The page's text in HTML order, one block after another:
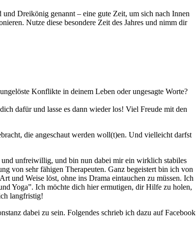
Dreikönig genannt – eine gute Zeit, um sich nach Innen
Nutze diese besondere Zeit des Jahres und nimm dir
Konflikte in deinem Leben oder ungesagte Worte?
dafür und lasse es dann wieder los! Viel Freude mit den
die angeschaut werden woll(t)en. Und vielleicht darfst
unfreiwillig, und bin nun dabei mir ein wirklich stabiles
von sehr fähigen Therapeuten. Ganz begeistert bin ich von
und Weise löst, ohne ins Drama eintauchen zu müssen. Ich
Yoga”. Ich möchte dich hier ermutigen, dir Hilfe zu holen,
langfristig!
dabei zu sein. Folgendes schrieb ich dazu auf Facebook